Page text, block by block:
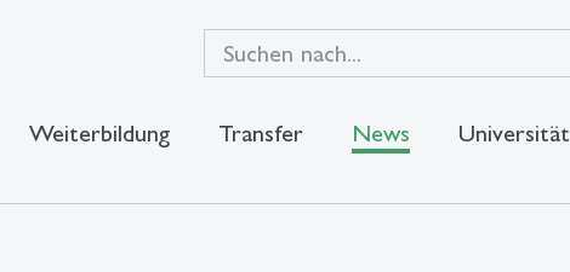
Weiterbildung Transfer News Universität